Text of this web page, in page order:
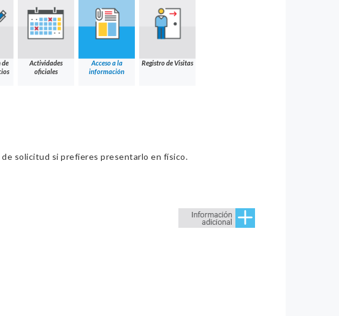
de
Actividades
oficiales
Acceso a la
información
Registro de Visitas
solicitud si prefieres presentarlo en físico.